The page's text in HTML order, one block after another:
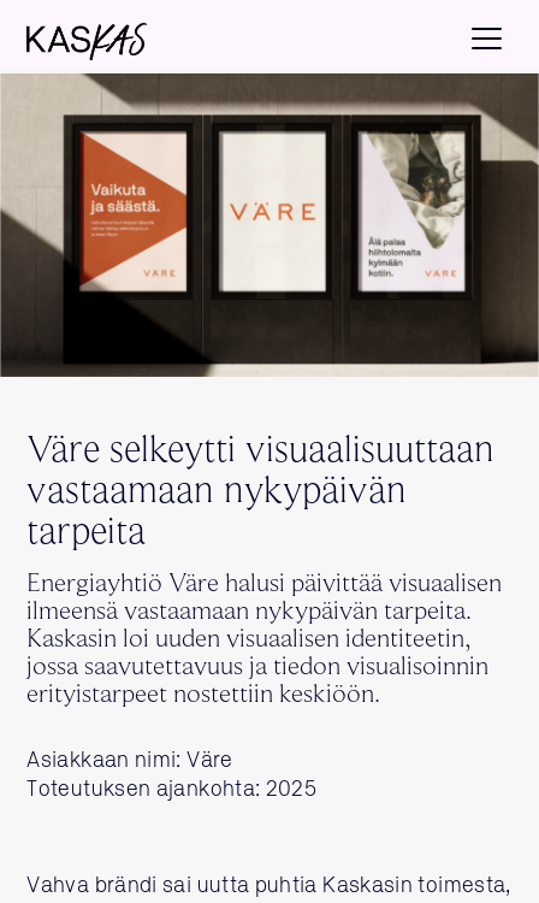
Väre selkeytti visuaalisuuttaan
vastaamaan nykypäivän
tarpeita
Energiayhtiö Väre halusi päivittää visuaalisen
ilmeensä vastaamaan nykypäivän tarpeita.
Kaskasin loi uuden visuaalisen identiteetin,
jossa saavutettavuus ja tiedon visualisoinnin
erityistarpeet nostettiin keskiöön.
Asiakkaan nimi: Väre
Toteutuksen ajankohta: 2025
Vahva brändi sai uutta puhtia Kaskasin toimesta,